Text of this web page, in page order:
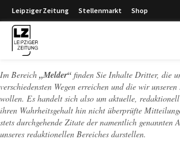
Leipziger Zeitung Stellenmarkt Shop
Im Bereich „Melder“ finden Sie Inhalte Dritter, die
verschiedensten Wegen erreichen und die wir
wollen. Es handelt sich also um aktuelle,
ihren Wahrheitsgehalt hin nicht überprüfte
stets durchgehende Zitate der namentlich genannten
unseres redaktionellen Bereiches darstellen.